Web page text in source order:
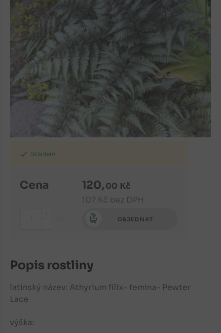
Skladem
Cena 120,00 Kč
107 Kč bez DPH
OBJEDNAT
Popis rostliny
latinský název: Athyrium filix- femina- Pewter
Lace
výška: